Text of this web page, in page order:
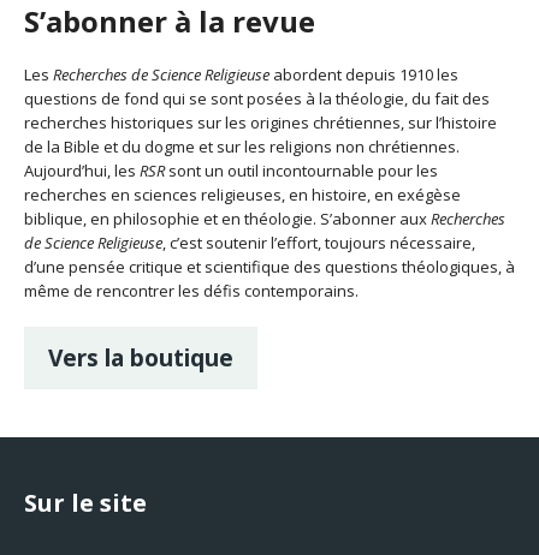
S’abonner à la revue
Les Recherches de Science Religieuse abordent depuis 1910 les
questions de fond qui se sont posées à la théologie, du fait des
recherches historiques sur les origines chrétiennes, sur l’histoire
de la Bible et du dogme et sur les religions non chrétiennes.
Aujourd’hui, les RSRsont un outil incontournable pour les
recherches en sciences religieuses, en histoire, en exégèse
biblique, en philosophie et en théologie. S’abonner auxRecherches
de Science Religieuse, c’est soutenir l’effort, toujours nécessaire,
d’une pensée critique et scientifique des questions théologiques, à
même de rencontrer les défis contemporains.
Vers la boutique
Sur le site